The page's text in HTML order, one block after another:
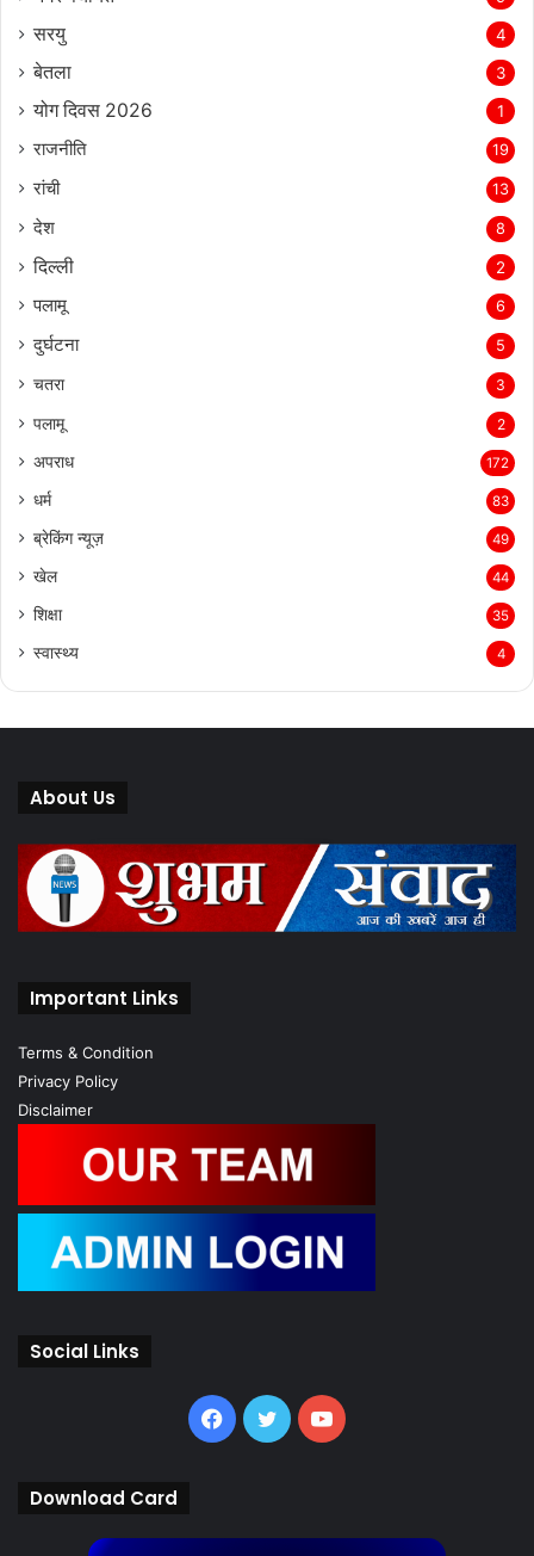
सरयु 4
बेतला 3
योग दिवस 2026 1
राजनीति 19
रांची 13
देश 8
दिल्‍ली 2
पलामू 6
दुर्घटना 5
चतरा 3
पलामू 2
अपराध 172
धर्म 83
ब्रेकिंग न्यूज़ 49
खेल 44
शिक्षा 35
स्वास्थ्य 4
About Us
Important Links
Terms & Condition
Privacy Policy
Disclaimer
Social Links
Facebook
TwitterYouTube
Download Card